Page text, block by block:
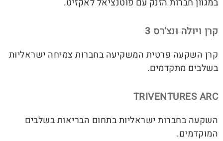
קרן ויולה ונצ'רס 3
קרן השקעה פרטית המשקיעה בחברות צמיחה ישראליות
בשלבים מתקדמים.
TRIVENTURES ARC
השקעה בחברות ישראליות בתחום הבריאות בשלבים
המוקדמים.